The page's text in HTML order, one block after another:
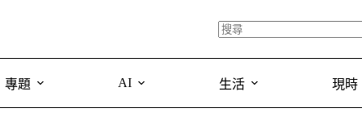
專題 AI 生活 現時